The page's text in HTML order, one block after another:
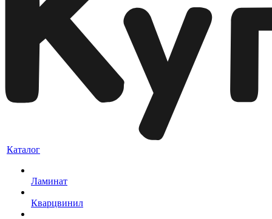
Каталог
Ламинат
Кварцвинил